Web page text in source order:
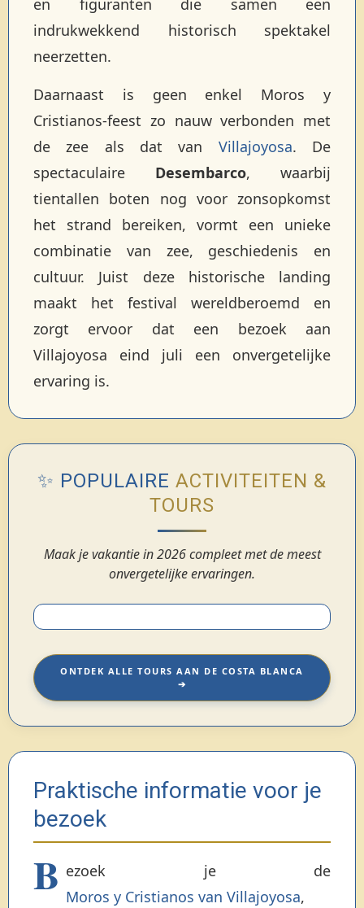
en figuranten die samen een
indrukwekkend historisch spektakel
neerzetten.
Daarnaast is geen enkel Moros y
Cristianos-feest zo nauw verbonden met
de zee als dat van Villajoyosa. De
spectaculaire Desembarco, waarbij
tientallen boten nog voor zonsopkomst
het strand bereiken, vormt een unieke
combinatie van zee, geschiedenis en
cultuur. Juist deze historische landing
maakt het festival wereldberoemd en
zorgt ervoor dat een bezoek aan
Villajoyosa eind juli een onvergetelijke
ervaring is.
✨ POPULAIRE ACTIVITEITEN &
TOURS
Maak je vakantie in 2026 compleet met de meest
onvergetelijke ervaringen.
ONTDEK ALLE TOURS AAN DE COSTA BLANCA
➔
Praktische informatie voor je
bezoek
B ezoek je de
Moros y Cristianos van Villajoyosa,